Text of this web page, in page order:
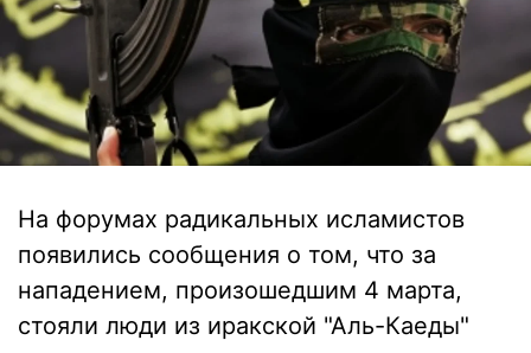
На форумах радикальных исламистов
появились сообщения о том, что за
нападением, произошедшим 4 марта,
стояли люди из иракской "Аль-Каеды"